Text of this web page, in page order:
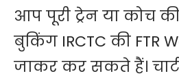
आप पूरी ट्रेन या कोच
बुकिंग IRCTC की FTR
जाकर कर सकते हैं।